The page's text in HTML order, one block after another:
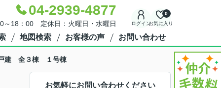
04-2939-4877
～18：00 定休日：火曜日・水曜日 ログインお気に入り
0
地図検索 お客様の声 お問い合わせ
戸建 全３棟 １号棟
お気軽にお問い合わせください